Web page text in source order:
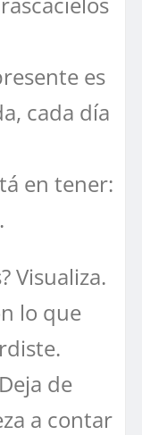
es
cada día
en tener:
Visualiza.
lo que
de
a contar